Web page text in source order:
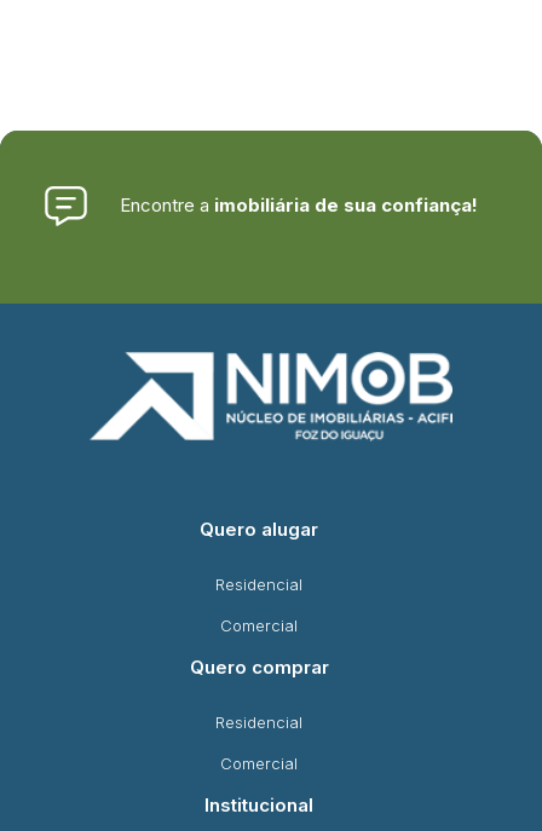
Encontre a imobiliária de sua confiança!
Quero alugar
Residencial
Comercial
Quero comprar
Residencial
Comercial
Institucional